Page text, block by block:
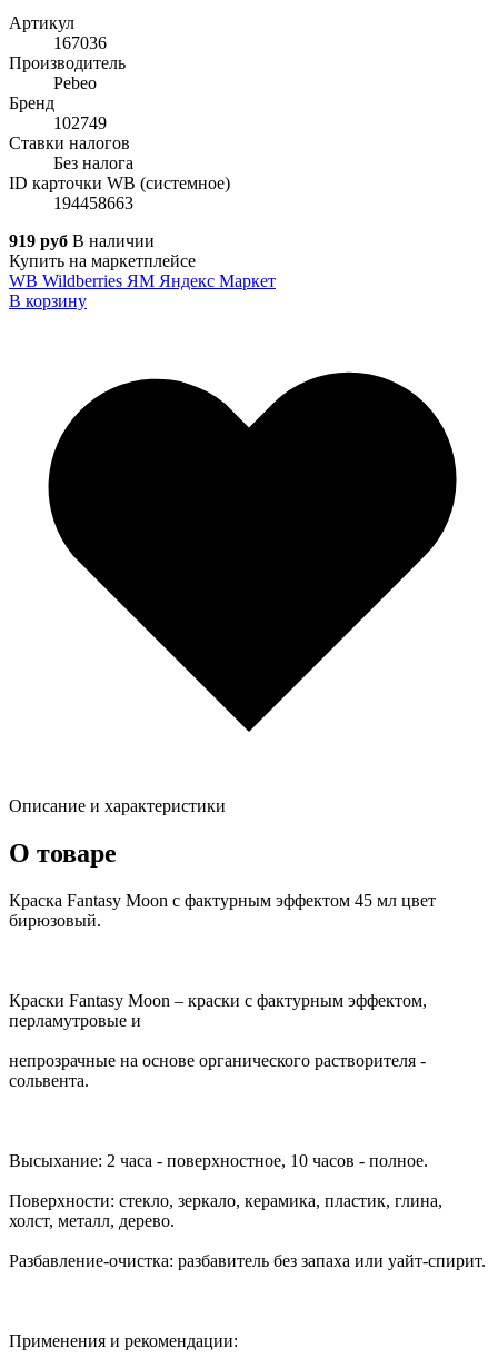
Артикул
167036
Производитель
Pebeo
Бренд
102749
Ставки налогов
Без налога
ID карточки WB (системное)
194458663
919 руб В наличии
Купить на маркетплейсе
WB Wildberries ЯМ Яндекс Маркет
В корзину
Описание и характеристики
О товаре
Краска Fantasy Moon с фактурным эффектом 45 мл цвет
бирюзовый.
Краски Fantasy Moon – краски с фактурным эффектом,
перламутровые и
непрозрачные на основе органического растворителя -
сольвента.
Высыхание: 2 часа - поверхностное, 10 часов - полное.
Поверхности: стекло, зеркало, керамика, пластик, глина,
холст, металл, дерево.
Разбавление-очистка: разбавитель без запаха или уайт-спирит.
Применения и рекомендации: